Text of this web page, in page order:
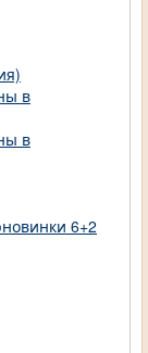
в
в
6+2